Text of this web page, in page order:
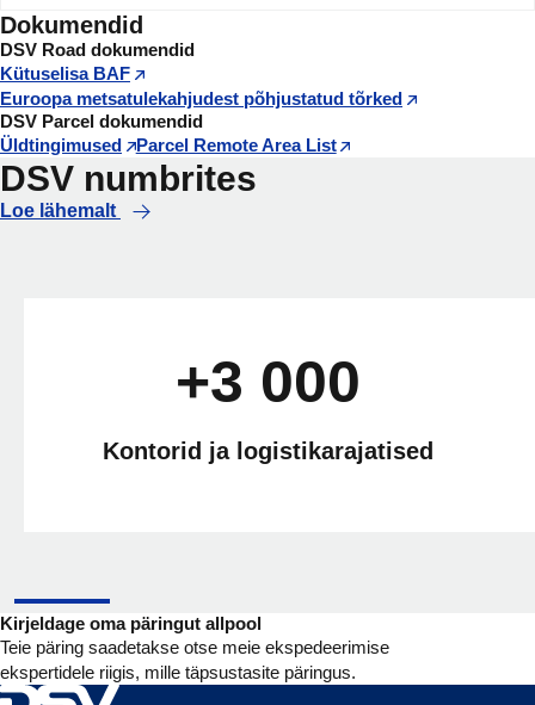
Dokumendid
DSV Road dokumendid
Kütuselisa BAF
Euroopa metsatulekahjudest põhjustatud tõrked
DSV Parcel dokumendid
Üldtingimused
Parcel Remote Area List
DSV numbrites
Loe lähemalt
+3 000
Kontorid ja logistikarajatised
Kirjeldage oma päringut allpool
Teie päring saadetakse otse meie ekspedeerimise
ekspertidele riigis, mille täpsustasite päringus.